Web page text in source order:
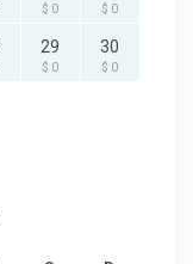
$ 0 $ 0
29
$ 0
30
$ 0